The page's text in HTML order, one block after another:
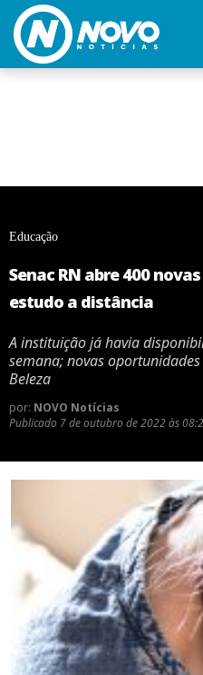
Educação
Senac RN abre 400
estudo a distância
A instituição já havia
semana; novas
Beleza
por: NOVO Notícias
Publicado 7 de outubro de 2022 às